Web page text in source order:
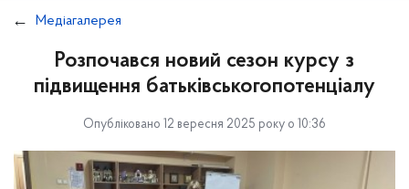
Медіагалерея
Розпочався новий сезон курсу з
підвищення батьківськогопотенціалу
Опубліковано 12 вересня 2025 року о 10:36